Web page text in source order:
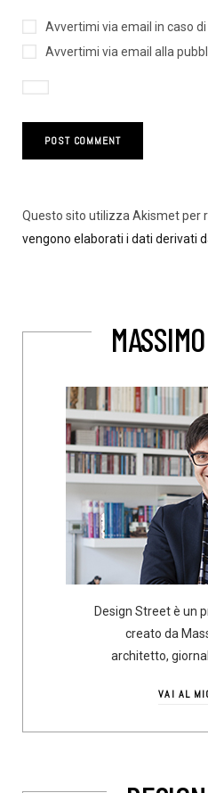
Avvertimi via email in caso
Avvertimi via email alla
Questo sito utilizza Akismet per
vengono elaborati i dati derivati
Design Street è un
creato da
architetto,
VAI AL